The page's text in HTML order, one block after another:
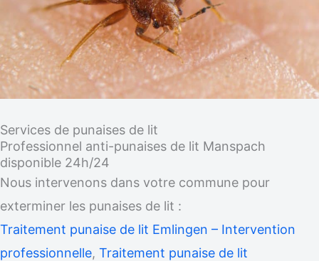
Services de punaises de lit
Professionnel anti-punaises de lit Manspach
disponible 24h/24
Nous intervenons dans votre commune pour
exterminer les punaises de lit :
Traitement punaise de lit Emlingen – Intervention
professionnelle, Traitement punaise de lit